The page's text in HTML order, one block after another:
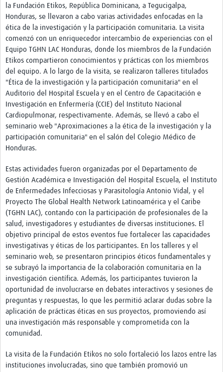
Twinning
Otras Actividades
Recursos
Crear un Club de Investigación
Preparar Sesiones de Aprendizaje Asistido
Crear Data Clinic
Búsqueda de información en bases … alertas PubMed
eLearning
Desarrollo profesional
Pathfinder Argentina
Pathfinders Brasil
Pathfinder Colombia
Pathfinder Honduras
Pathfinder Perú
Pathfinder Republica Dominicana
Mapa Interactivo
Impacto
la Fundación Etikos, República Dominicana, a Tegucigalpa,
Honduras, se llevaron a cabo varias actividades enfocadas en la
ética de la investigación y la participación comunitaria. La visita
comenzó con un enriquecedor intercambio de experiencias con el
Equipo TGHN LAC Honduras, donde los miembros de la Fundación
Etikos compartieron conocimientos y prácticas con los miembros
del equipo. A lo largo de la visita, se realizaron talleres titulados
"Ética de la investigación y la participación comunitaria" en el
Auditorio del Hospital Escuela y en el Centro de Capacitación e
Investigación en Enfermería (CCIE) del Instituto Nacional
Cardiopulmonar, respectivamente. Además, se llevó a cabo el
seminario web "Aproximaciones a la ética de la investigación y la
participación comunitaria" en el salón del Colegio Médico de
Honduras.
Estas actividades fueron organizadas por el Departamento de
Gestión Académica e Investigación del Hospital Escuela, el Instituto
de Enfermedades Infecciosas y Parasitología Antonio Vidal, y el
Proyecto The Global Health Network Latinoamérica y el Caribe
(TGHN LAC), contando con la participación de profesionales de la
salud, investigadores y estudiantes de diversas instituciones. El
objetivo principal de estos eventos fue fortalecer las capacidades
investigativas y éticas de los participantes. En los talleres y el
seminario web, se presentaron principios éticos fundamentales y
se subrayó la importancia de la colaboración comunitaria en la
investigación científica. Además, los participantes tuvieron la
oportunidad de involucrarse en debates interactivos y sesiones de
preguntas y respuestas, lo que les permitió aclarar dudas sobre la
aplicación de prácticas éticas en sus proyectos, promoviendo así
una investigación más responsable y comprometida con la
comunidad.
La visita de la Fundación Etikos no solo fortaleció los lazos entre las
instituciones involucradas, sino que también promovió un